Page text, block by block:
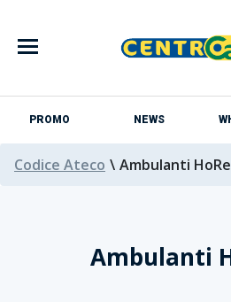
content
PROMO NEWS
Codice Ateco \ Ambulanti
Ambulanti